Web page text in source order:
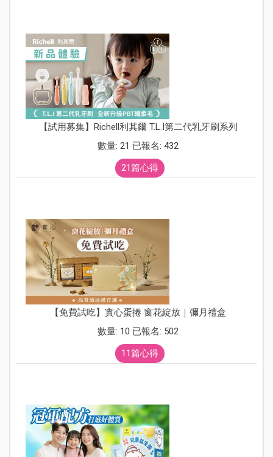
【試用募集】Richell利其爾 T.L.I第二代乳牙刷系列
數量: 21 已報名: 432
21篇心得
【免費試吃】實心蛋捲 窗花綻放｜彌月禮盒
數量: 10 已報名: 502
11篇心得